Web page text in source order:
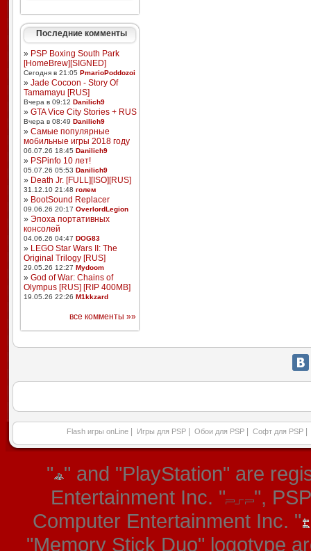
Последние комменты
» PSP Boxing South Park
[HomeBrew][SIGNED]
Сегодня в 21:05 PmarioPoddozoi
» Jade Cocoon - Story Of
Tamamayu [RUS]
Вчера в 09:12 Danilich9
» GTA Vice City Stories + RUS
Вчера в 08:49 Danilich9
» Самые популярные
мобильные игры 2018 году
06.07.26 18:45 Danilich9
» PSPinfo 10 лет!
05.07.26 05:53 Danilich9
» Death Jr. [FULL][ISO][RUS]
31.12.10 21:48 голем
» BootSound Replacer
09.06.26 20:17 OverlordLegion
» Эпоха портативных
консолей
04.06.26 04:47 DOG83
» LEGO Star Wars II: The
Original Trilogy [RUS]
29.05.26 12:27 Mydoom
» God of War: Chains of
Olympus [RUS] [RIP 400MB]
19.05.26 22:26 M1kkzard
все комменты »»
Flash игры onLine Игры для PSP Обои для PSP Софт для PSP
" " and "PlayStation" are
Entertainment Inc. "
",
Computer Entertainment Inc. "
"Memory Stick Duo" logotype